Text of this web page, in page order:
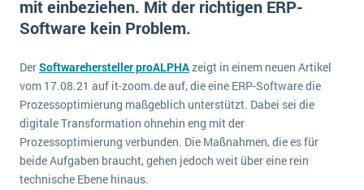
Suche
Auswahl
Einführung
Schulung
Auswertung
Service und Wartung
E-commerce
Einzelhandel
Finanzen
Grosshandel
Handel
Handwerk
Health Care
Die 4 Komponenten eines CRM-Systems
5 Funktionen einer ERP-Software für Konzerne
Was ist Data Mining? - Ein Leitfaden für Unternehmen
Offene Stellen bei ERP-Lieferanten
DSGVO/GDPR
Impressum
Kontakt
mit einbeziehen. Mit der richtigen ERP-
Software kein Problem.
DerSoftwarehersteller proALPHAzeigt in einem neuen Artikel
vom 17.08.21 auf it-zoom.de auf, die eine ERP-Software die
Prozessoptimierung maßgeblich unterstützt. Dabei sei die
digitale Transformation ohnehin eng mit der
Prozessoptimierung verbunden. Die Maßnahmen, die es für
beide Aufgaben braucht, gehen jedoch weit über eine rein
technische Ebene hinaus.